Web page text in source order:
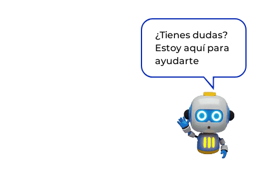
¿Tienes dudas?
Estoy aquí para
ayudarte